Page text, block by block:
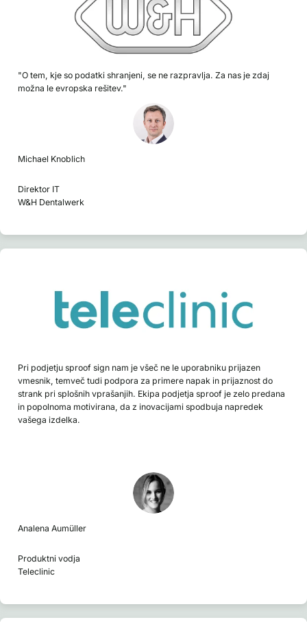
"O tem, kje so podatki shranjeni, se ne razpravlja. Za nas je zdaj
možna le evropska rešitev."
Michael Knoblich
Direktor IT
W&H Dentalwerk
Pri podjetju sproof sign nam je všeč ne le uporabniku prijazen
vmesnik, temveč tudi podpora za primere napak in prijaznost do
strank pri splošnih vprašanjih. Ekipa podjetja sproof je zelo predana
in popolnoma motivirana, da z inovacijami spodbuja napredek
vašega izdelka.
Analena Aumüller
Produktni vodja
Teleclinic